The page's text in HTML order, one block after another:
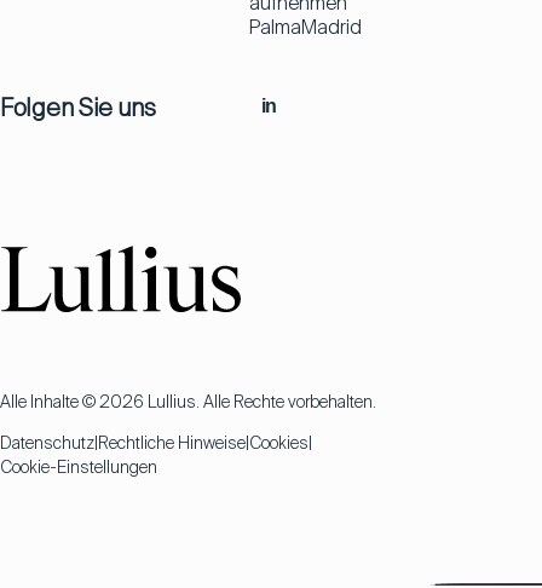
PalmaMadrid
Folgen Sie uns in
Alle Inhalte © 2026 Lullius. Alle Rechte vorbehalten.
Datenschutz Rechtliche Hinweise Cookies
Cookie-Einstellungen